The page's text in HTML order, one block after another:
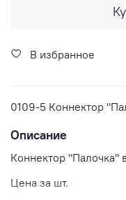
В избранное
0109-5 Коннектор
Описание
Коннектор "Палочка"
Цена за шт.